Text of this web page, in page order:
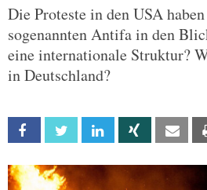
Die Proteste in den USA
sogenannten Antifa in den
eine internationale Struktur?
in Deutschland?
Facebook Twitter Linkedin Xing